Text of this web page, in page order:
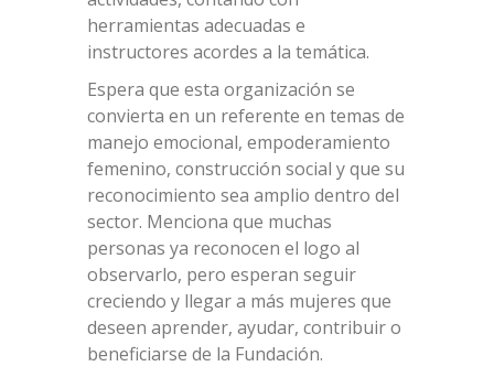
herramientas adecuadas e
instructores acordes a la temática.
Espera que esta organización se
convierta en un referente en temas de
manejo emocional, empoderamiento
femenino, construcción social y que su
reconocimiento sea amplio dentro del
sector. Menciona que muchas
personas ya reconocen el logo al
observarlo, pero esperan seguir
creciendo y llegar a más mujeres que
deseen aprender, ayudar, contribuir o
beneficiarse de la Fundación.